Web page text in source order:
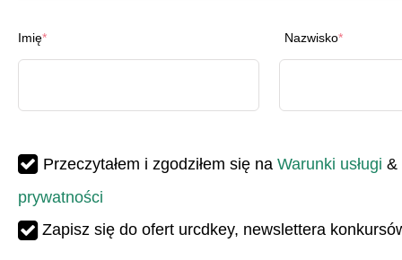
Imię* Nazwisko*
Przeczytałem i zgodziłem się na Warunki usługi &
prywatności
Zapisz się do ofert urcdkey, newslettera